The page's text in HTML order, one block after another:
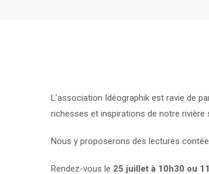
L’association Idéographik est ravie de
richesses et inspirations de notre rivière
Nous y proposerons des lectures
Rendez-vous le 25 juillet à 10h30 ou